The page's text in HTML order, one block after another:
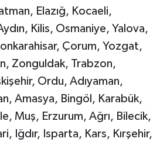
Elazığ, Kocaeli,
Kilis, Osmaniye, Yalova,
Çorum, Yozgat,
Zonguldak, Trabzon,
Ordu, Adıyaman,
Amasya, Bingöl, Karabük,
Muş, Erzurum, Ağrı, Bilecik,
Iğdır, Isparta, Kars, Kırşehir,